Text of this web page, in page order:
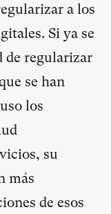
a los
Si ya se
de regularizar
se han
los
su
más
de esos